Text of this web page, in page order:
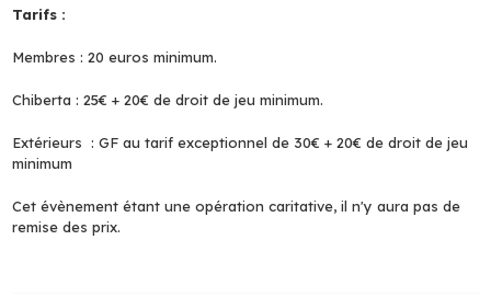
Tarifs :
Membres : 20 euros minimum.
Chiberta : 25€ + 20€ de droit de jeu minimum.
Extérieurs : GF au tarif exceptionnel de 30€ + 20€ de droit de jeu
minimum
Cet évènement étant une opération caritative, il n'y aura pas de
remise des prix.